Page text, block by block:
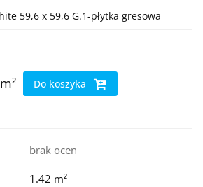
59,6 x 59,6 G.1-płytka gresowa
m² Do koszyka
brak ocen
1.42 m²